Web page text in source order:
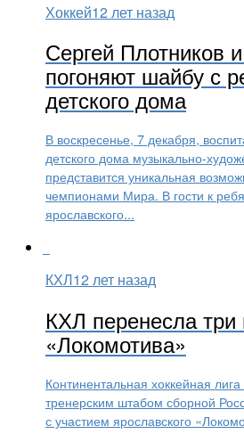
Хоккей12 лет назад
Сергей Плотников
погоняют шайбу с
детского дома
В воскресенье, 7 декабря,
детского дома музыкально-
представится уникальная
чемпионами Мира. В гости к
ярославского...
КХЛ12 лет назад
КХЛ перенесла три
«Локомотива»
Континентальная хоккейная
тренерским штабом сборной
с участием ярославского